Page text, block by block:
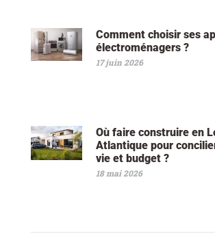
Comment choisir ses
électroménagers ?
17 juin 2026
Où faire construire en
Atlantique pour
vie et budget ?
18 mai 2026